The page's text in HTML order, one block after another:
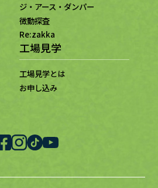
ジ・アース・ダンパー
微動探査
Re:zakka
工場見学
工場見学とは
お申し込み